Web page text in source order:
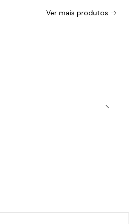
Ver mais produtos